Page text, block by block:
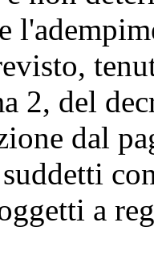
2, del
dal
a